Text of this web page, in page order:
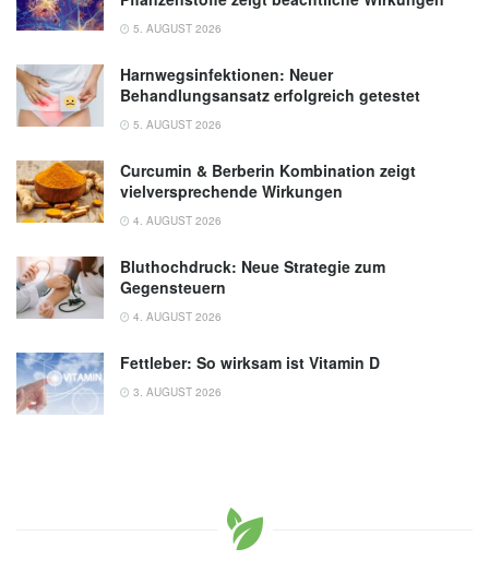
5. AUGUST 2026
Harnwegsinfektionen: Neuer
Behandlungsansatz erfolgreich getestet
5. AUGUST 2026
Curcumin & Berberin Kombination zeigt
vielversprechende Wirkungen
4. AUGUST 2026
Bluthochdruck: Neue Strategie zum
Gegensteuern
4. AUGUST 2026
Fettleber: So wirksam ist Vitamin D
3. AUGUST 2026